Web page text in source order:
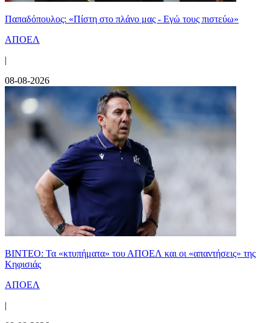
Παπαδόπουλος: «Πίστη στο πλάνο μας - Εγώ τους πιστεύω»
ΑΠΟΕΛ
|
08-08-2026
ΒΙΝΤΕΟ: Τα «κτυπήματα» του ΑΠΟΕΛ και οι «απαντήσεις» της
Κηφισιάς
ΑΠΟΕΛ
|